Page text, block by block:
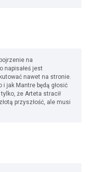
na
napisałeś jest
nawet na stronie.
jak Mantre będą głosić
że Arteta stracił
przyszłość, ale musi